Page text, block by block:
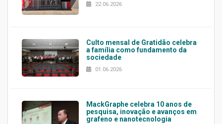
22.06.2026
Culto mensal de Gratidão celebra
a família como fundamento da
sociedade
01.06.2026
MackGraphe celebra 10 anos de
pesquisa, inovação e avanços em
grafeno e nanotecnologia